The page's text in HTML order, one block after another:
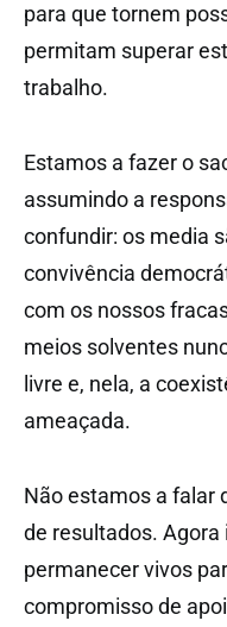
para que tornem
permitam superar
trabalho.
Estamos a fazer o
assumindo a
confundir: os media
convivência
com os nossos
meios solventes
livre e, nela, a
ameaçada.
Não estamos a falar
de resultados.
permanecer vivos
compromisso de